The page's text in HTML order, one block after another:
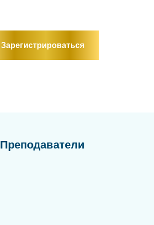
Зарегистрироваться
Преподаватели